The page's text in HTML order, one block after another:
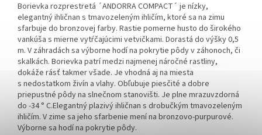
Borievka rozprestretá ´ANDORRA COMPACT´ je nízky,
elegantný ihličnan s tmavozeleným ihličím, ktoré sa na zimu
sfarbuje do bronzovej farby. Rastie pomerne husto do širokého
vankúša s mierne vytŕčajúcimi vetvičkami. Dorastá do výšky 0,5
m. V záhradách sa výborne hodí na pokrytie pôdy v záhonoch, či
skalkách. Borievka patrí medzi najmenej náročné rastliny,
dokáže rásť takmer všade. Je vhodná aj na miesta
s nedostatkom živín a vlahy. Obľubuje piesčité a dobre
priepustné pôdy na slnečnom stanovišti. Je plne mrazuvzdorná
do -34 ° C.Elegantný plazivý ihličnan s drobučkým tmavozeleným
ihličím. V zime sa jeho sfarbenie mení na bronzovo-purpurové.
Výborne sa hodí na pokrytie pôdy.